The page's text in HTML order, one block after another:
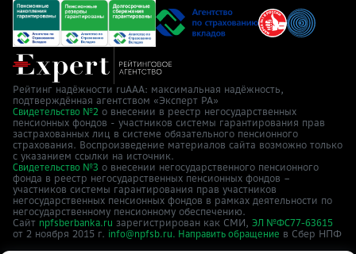
Рейтинг надёжности ruAAA: максимальная надёжность,
подтверждённая агентством «Эксперт РА»
Свидетельство №2 о внесении в реестр негосударственных
пенсионных фондов - участников системы гарантирования прав
застрахованных лиц в системе обязательного пенсионного
страхования. Воспроизведение материалов сайта возможно только
с указанием ссылки на источник.
Свидетельство №3 о внесении негосударственного пенсионного
фонда в реестр негосударственных пенсионных фондов –
участников системы гарантирования прав участников
негосударственных пенсионных фондов в рамках деятельности по
негосударственному пенсионному обеспечению.
Сайт npfsberbanka.ru зарегистрирован как СМИ, ЭЛ №ФС77-63615
от 2 ноября 2015 г. info@npfsb.ru. Направить обращение в Cбер НПФ